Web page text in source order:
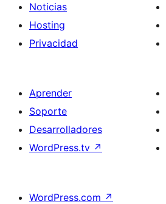
Noticias
Hosting
Privacidad
Aprender
Soporte
Desarrolladores
WordPress.tv ↗
WordPress.com ↗